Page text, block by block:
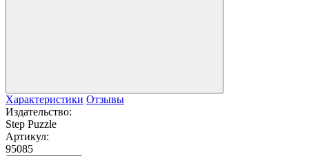
Характеристики Отзывы
Издательство:
Step Puzzle
Артикул:
95085